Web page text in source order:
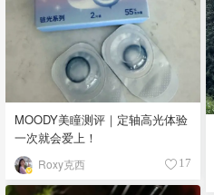
MOODY美瞳测评｜定轴高光体验
一次就会爱上！
Roxy克西 17